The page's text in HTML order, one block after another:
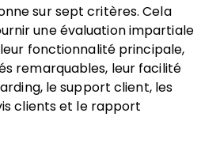
sur sept critères. Cela
une évaluation impartiale
fonctionnalité principale,
remarquables, leur facilité
le support client, les
clients et le rapport